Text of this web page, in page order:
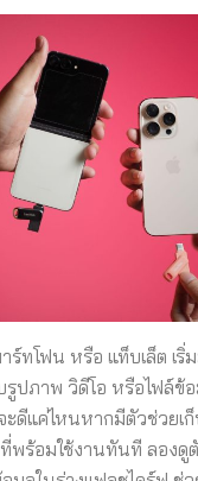
ทโฟน หรือ แท็บเล็ต เริ่
ปภาพ วิดีโอ หรือไฟล์ข้
ะดีแค่ไหนหากมีตัวช่วยเ
พร้อมใช้งานทันที ลองดู